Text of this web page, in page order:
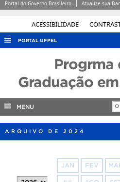
ACESSIBILIDADE
Portal do Governo Brasileiro Atualize sua
PORTAL UFPEL
CONCURSOS
EDITAIS
Progrma
Graduação
MENU
ARQUIVO DE 2024
JAN FEV